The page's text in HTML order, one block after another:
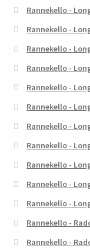
Rannekello -
Rannekello -
Rannekello -
Rannekello -
Rannekello -
Rannekello -
Rannekello -
Rannekello -
Rannekello -
Rannekello -
Rannekello -
Rannekello -
Rannekello -